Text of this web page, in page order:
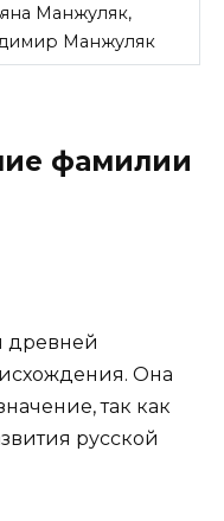
Манжуляк,
Манжуляк
фамилии
древней
Она
так как
русской